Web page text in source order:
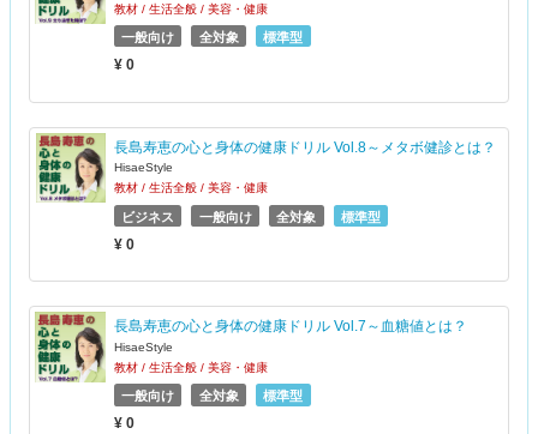
教材 / 生活全般 / 美容・健康
一般向け 全対象 標準型
¥ 0
長島寿恵の心と身体の健康ドリル Vol.8～メタボ健診とは？
HisaeStyle
教材 / 生活全般 / 美容・健康
ビジネス 一般向け 全対象 標準型
¥ 0
長島寿恵の心と身体の健康ドリル Vol.7～血糖値とは？
HisaeStyle
教材 / 生活全般 / 美容・健康
一般向け 全対象 標準型
¥ 0